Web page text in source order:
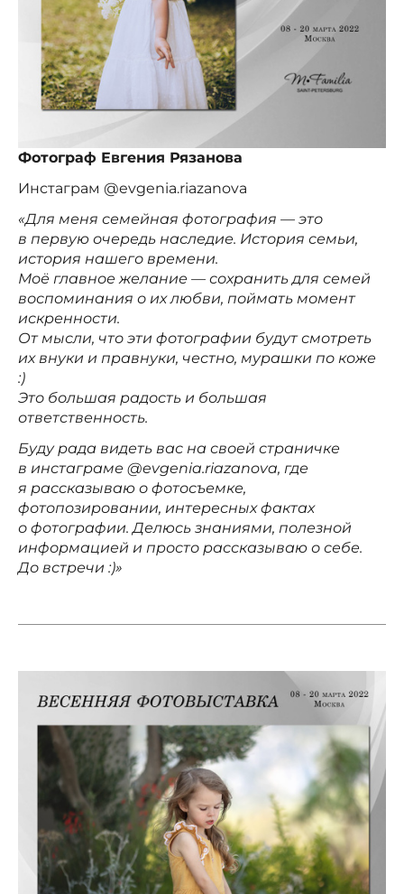
Фотограф Евгения Рязанова
Инстаграм @evgenia.riazanova
«Для меня семейная фотография — это
в первую очередь наследие. История семьи,
история нашего времени.
Моё главное желание — сохранить для семей
воспоминания о их любви, поймать момент
искренности.
От мысли, что эти фотографии будут смотреть
их внуки и правнуки, честно, мурашки по коже
:)
Это большая радость и большая
ответственность.
Буду рада видеть вас на своей страничке
в инстаграме @evgenia.riazanova, где
я рассказываю о фотосъемке,
фотопозировании, интересных фактах
о фотографии. Делюсь знаниями, полезной
информацией и просто рассказываю о себе.
До встречи :)»